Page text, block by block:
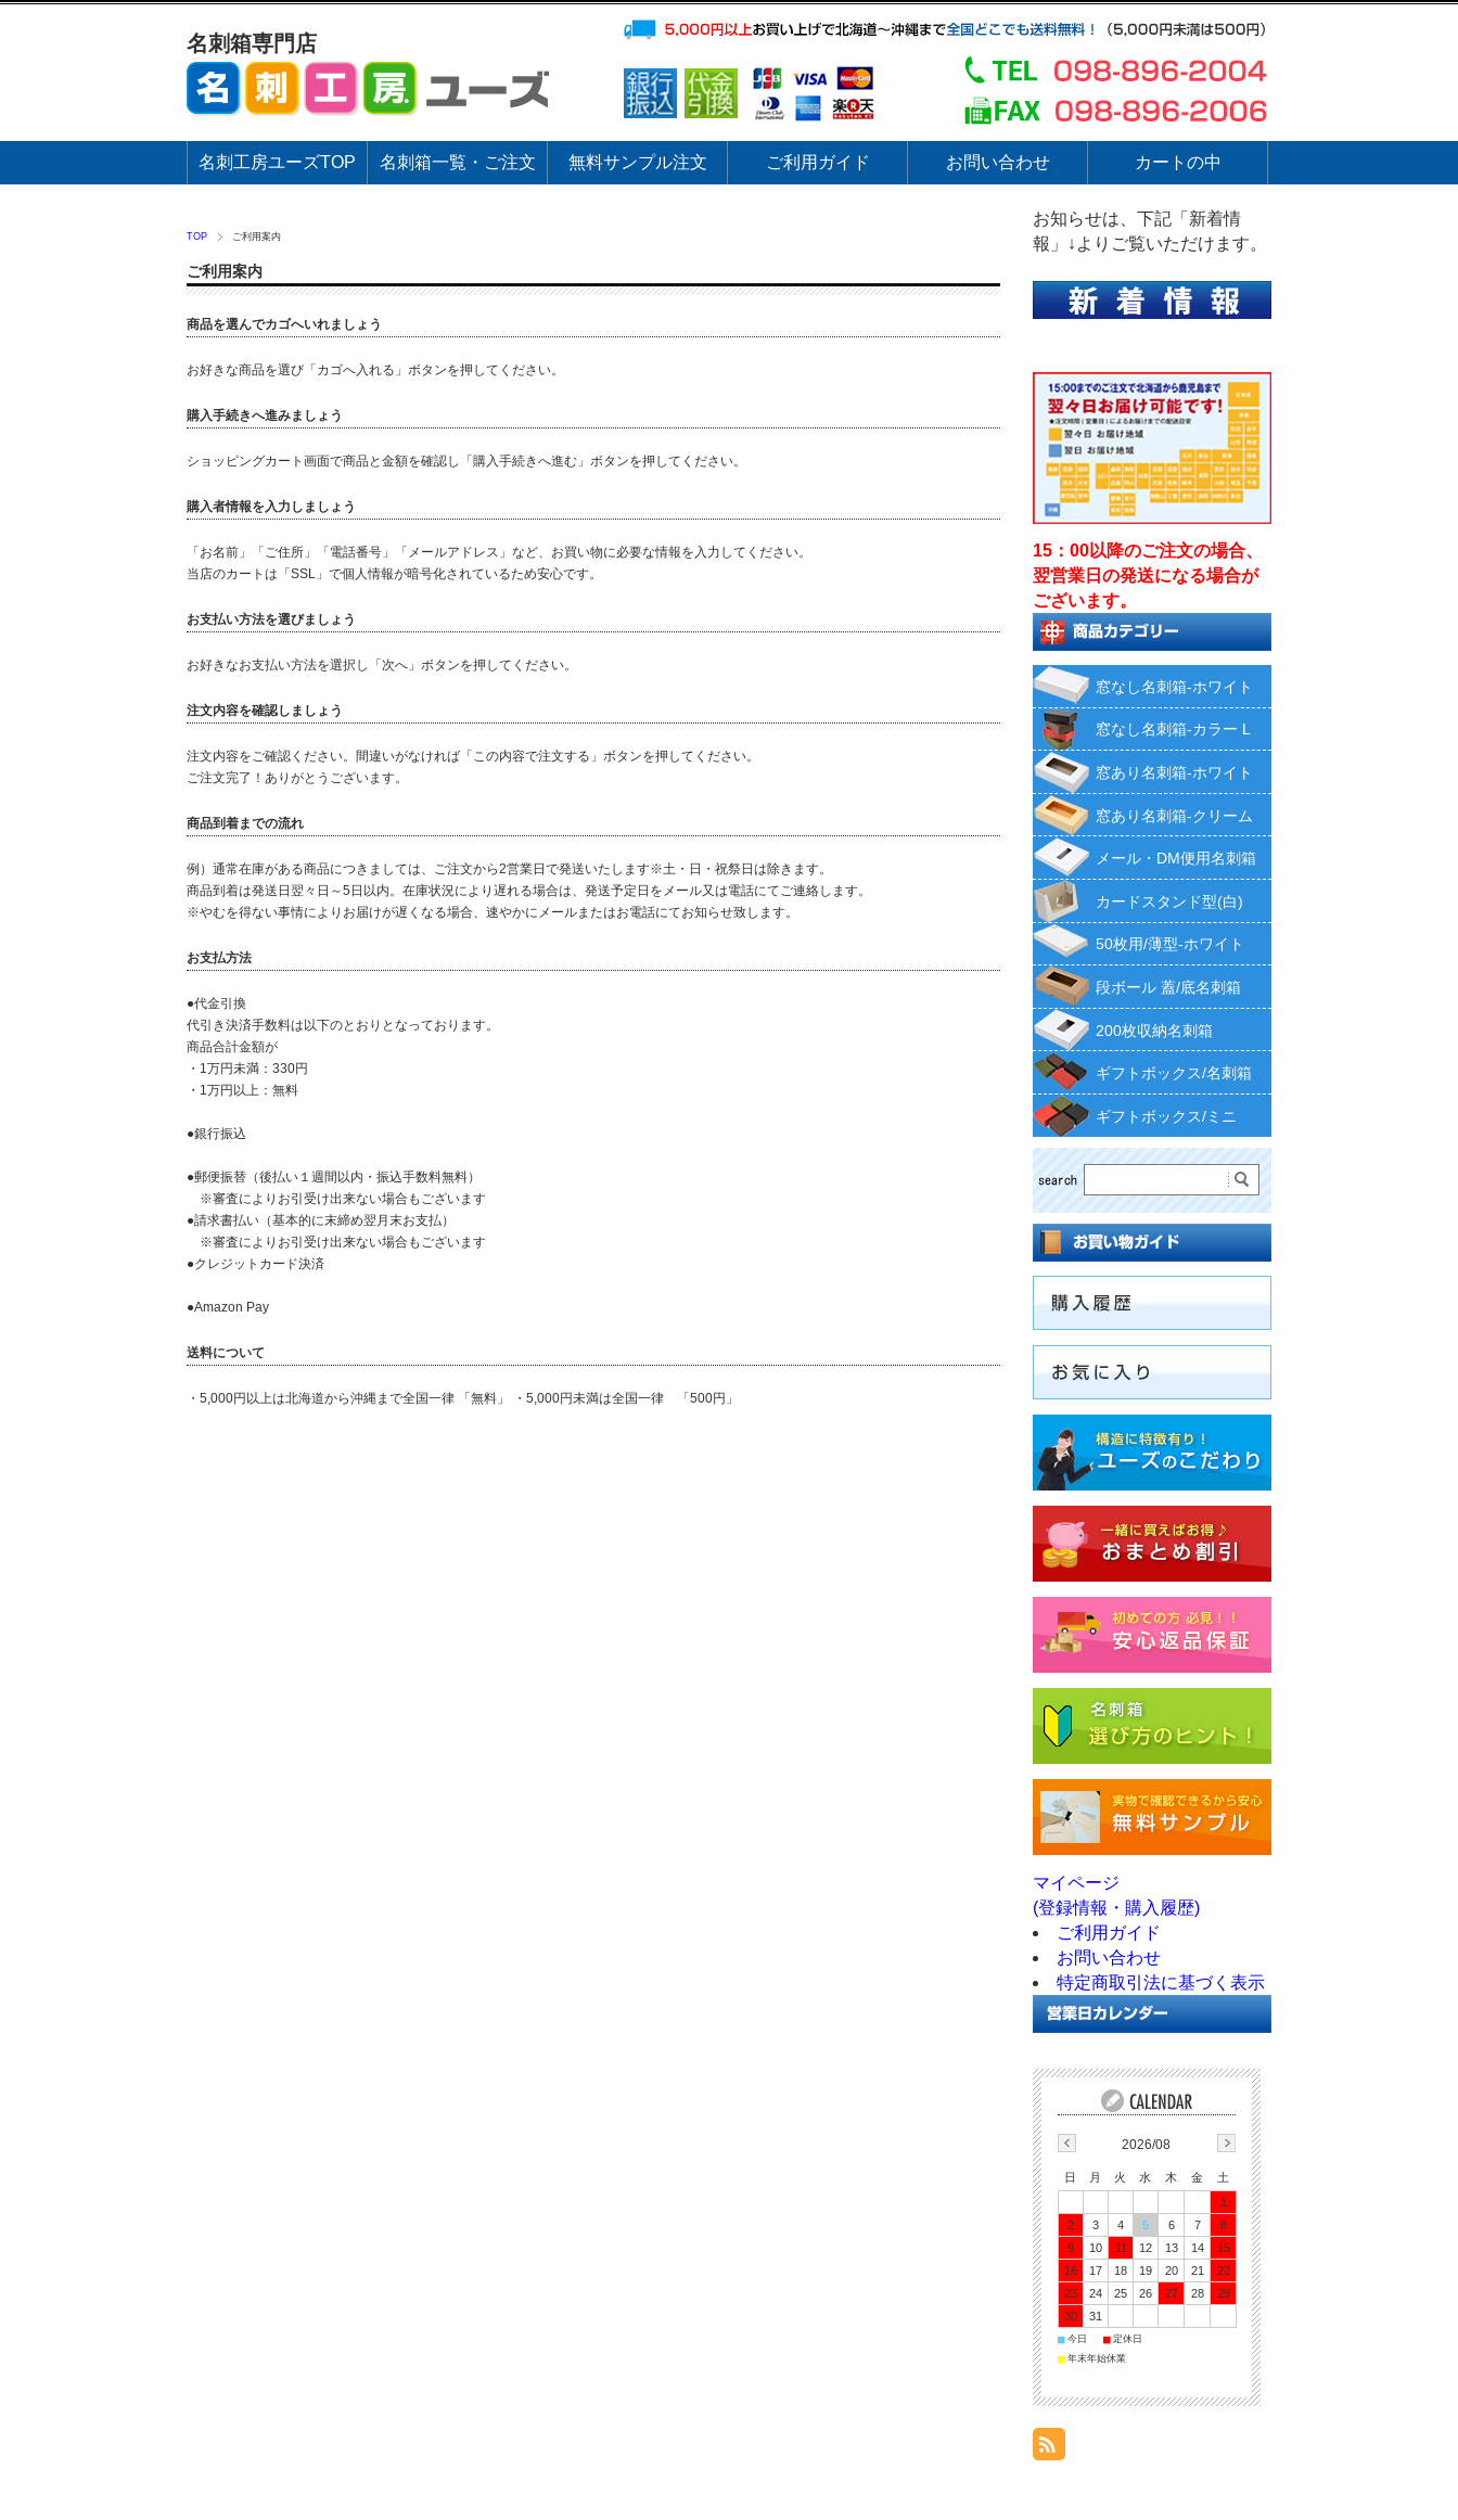
名刺箱専門店
名刺工房ユーズTOP 名刺箱一覧・ご注文 無料サンプル注文 ご利用ガイド お問い合わせ カートの中
TOP ご利用案内
ご利用案内
商品を選んでカゴへいれましょう
お好きな商品を選び「カゴへ入れる」ボタンを押してください。
購入手続きへ進みましょう
ショッピングカート画面で商品と金額を確認し「購入手続きへ進む」ボタンを押してください。
購入者情報を入力しましょう
「お名前」「ご住所」「電話番号」「メールアドレス」など、お買い物に必要な情報を入力してください。
当店のカートは「SSL」で個人情報が暗号化されているため安心です。
お支払い方法を選びましょう
お好きなお支払い方法を選択し「次へ」ボタンを押してください。
注文内容を確認しましょう
注文内容をご確認ください。間違いがなければ「この内容で注文する」ボタンを押してください。
ご注文完了！ありがとうございます。
商品到着までの流れ
例）通常在庫がある商品につきましては、ご注文から2営業日で発送いたします※土・日・祝祭日は除きます。
商品到着は発送日翌々日～5日以内。在庫状況により遅れる場合は、発送予定日をメール又は電話にてご連絡します。
※やむを得ない事情によりお届けが遅くなる場合、速やかにメールまたはお電話にてお知らせ致します。
お支払方法
●代金引換
代引き決済手数料は以下のとおりとなっております。
商品合計金額が
・1万円未満：330円
・1万円以上：無料
●銀行振込
●郵便振替（後払い１週間以内・振込手数料無料）
※審査によりお引受け出来ない場合もございます
●請求書払い（基本的に末締め翌月末お支払）
※審査によりお引受け出来ない場合もございます
●クレジットカード決済
●Amazon Pay
送料について
・5,000円以上は北海道から沖縄まで全国一律 「無料」 ・5,000円未満は全国一律 「500円」
お知らせは、下記「新着情
報」↓よりご覧いただけます。
15：00以降のご注文の場合、
翌営業日の発送になる場合が
ございます。
窓なし名刺箱-ホワイト
窓なし名刺箱-カラー L
窓あり名刺箱-ホワイト
窓あり名刺箱-クリーム
メール・DM便用名刺箱
カードスタンド型(白)
50枚用/薄型-ホワイト
段ボール 蓋/底名刺箱
200枚収納名刺箱
ギフトボックス/名刺箱
ギフトボックス/ミニ
マイページ
(登録情報・購入履歴)
ご利用ガイド
お問い合わせ
特定商取引法に基づく表示
2026/08
日 月 火 水 木 金
土
1
2
3 4 5 6 7
8
9
10 11 12 13 14
15
16
17 18 19 20 21
22
23
24 25 26 27 28
29
30
31
■今日 ■定休日
■年末年始休業